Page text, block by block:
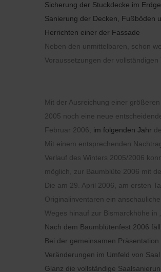
Sicherung der Stuckdecke im
Sanierung der Decken, Fußböden
Herrichten einer der Fassade
Neben den unmittelbaren, schon
Voraussetzungen der vollständigen
Mit der Ausreichung einer
2005 noch eine neue
Februar 2006, im folgenden Jahr
Mit einem entsprechenden
Verlauf des Winters 2005/2006
möglich, zur Baumblüte 2006 mit
Die am 29. April 2006, am ersten
Originalinventaren ein
Weges hinauf zur Bismarckhöhe in
Nach dem Baumblütenfest 2006
Bei der gemeinsamen
Veränderungen im Umfeld von
Glanz die vollständige